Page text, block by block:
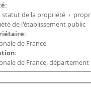
statut de la propriété ›
de l'établissement public
de France
de France,